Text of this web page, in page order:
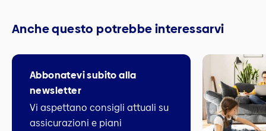
Anche questo potrebbe interessarvi
Abbonatevi subito alla
newsletter
Vi aspettano consigli attuali su
assicurazioni e piani